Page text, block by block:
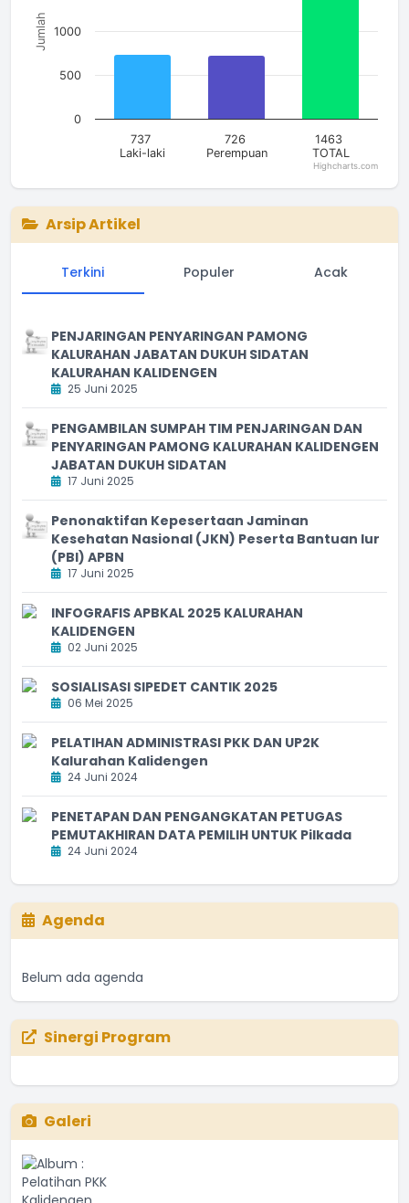
Jumlah
737
Laki-laki
726
Perempuan
1463
TOTAL
0
500
1000
Highcharts.com
Arsip Artikel
Terkini Populer Acak
PENJARINGAN PENYARINGAN PAMONG
KALURAHAN JABATAN DUKUH SIDATAN
KALURAHAN KALIDENGEN
25 Juni 2025
PENGAMBILAN SUMPAH TIM PENJARINGAN DAN
PENYARINGAN PAMONG KALURAHAN KALIDENGEN
JABATAN DUKUH SIDATAN
17 Juni 2025
Penonaktifan Kepesertaan Jaminan
Kesehatan Nasional (JKN) Peserta Bantuan Iur
(PBI) APBN
17 Juni 2025
INFOGRAFIS APBKAL 2025 KALURAHAN
KALIDENGEN
02 Juni 2025
SOSIALISASI SIPEDET CANTIK 2025
06 Mei 2025
PELATIHAN ADMINISTRASI PKK DAN UP2K
Kalurahan Kalidengen
24 Juni 2024
PENETAPAN DAN PENGANGKATAN PETUGAS
PEMUTAKHIRAN DATA PEMILIH UNTUK Pilkada
24 Juni 2024
Agenda
Belum ada agenda
Sinergi Program
Galeri